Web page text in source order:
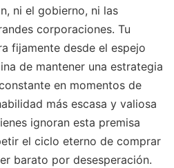
ni el gobierno, ni las
corporaciones. Tu
fijamente desde el espejo
de mantener una estrategia
en momentos de
más escasa y valiosa
ignoran esta premisa
el ciclo eterno de comprar
barato por desesperación.